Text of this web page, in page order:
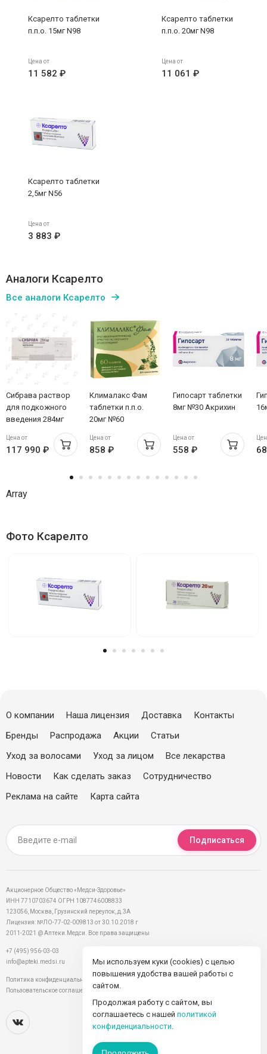
Ксарелто таблетки
п.п.о. 15мг N98
Цена от
11 582 ₽
Ксарелто таблетки
п.п.о. 20мг N98
Цена от
11 061 ₽
Ксарелто таблетки
2,5мг N56
Цена от
3 883 ₽
Аналоги Ксарелто
Все аналоги Ксарелто
Сибрава раствор
для подкожного
введения 284мг
Новартис
Фармасьютикал
Цена от
117 990 ₽
Клималакс Фам
таблетки п.п.о.
20мг №60
Цена от
858 ₽
Гипосарт таблетки
8мг №30 Акрихин
Цена от
558 ₽
Array
Фото Ксарелто
О компании Наша лицензия Доставка
Контакты
Бренды
Распродажа Акции
Статьи
Уход за волосами
Уход за лицом
Все лекарства
Новости
Как сделать заказ
Сотрудничество
Реклама на сайте
Карта сайта
Подписаться
Акционерное Общество «Медси-Здоровье»
ИНН 7710703674 ОГРН 1087746008833
123056, Москва, Грузинский переулок, д.3А
Лицензия: №ЛО-77-02-009813 от 30.10.2018 г
2011-2021 @ Аптеки.Медси. Все права защищены
+7 (495) 956-03-03
info@apteki.medsi.ru
Политика конфиденциальности
Пользовательское соглашение
Мы используем куки (cookies) с целью
повышения удобства вашей работы с
сайтом.
Продолжая работу с сайтом, вы
соглашаетесь с нашей политикой
конфиденциальности